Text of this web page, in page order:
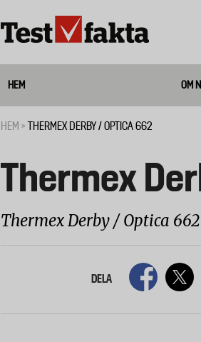
Media
HEM OM
HEM THERMEX DERBY / OPTICA 662
Thermex
Thermex Derby / Optica
DELA